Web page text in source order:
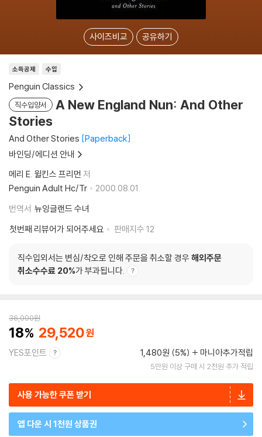
사이즈비교 공유하기
소득공제 수입
Penguin Classics
직수입양서
A New England Nun: And Other
Stories
And Other Stories Paperback
바인딩/에디션 안내
메리 E. 윌킨스 프리먼 저
Penguin Adult Hc/Tr
2000.08.01.
번역서 뉴잉글랜드 수녀
첫번째 리뷰어가 되어주세요
판매지수 12
직수입외서는 변심/착오로 인해 주문을 취소할 경우 해외주문
취소수수료 20%가 부과됩니다.
36,000원
18 29,520
YES포인트 1,480원 (5%) 마니아추가적립
5만원 이상 구매 시 2천원 추가 적립
사용 가능한 쿠폰 받기
앱 다운 시 1천원 상품권